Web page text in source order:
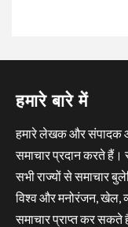
हमारे बारे में
हमारे लेखक और संपादक
समाचार प्रदान करते हैं।
सभी राज्यों से समाचार
विश्व और मनोरंजन, खेल,
समाचार प्राप्त कर सकते